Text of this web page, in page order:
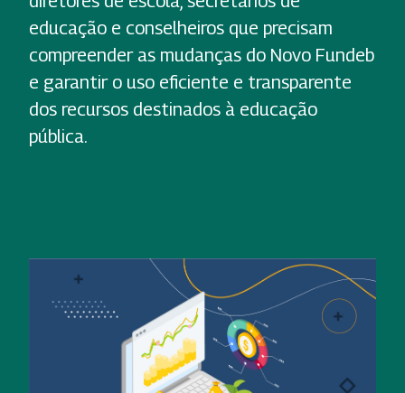
educação e conselheiros que precisam
compreender as mudanças do Novo Fundeb
e garantir o uso eficiente e transparente
dos recursos destinados à educação
pública.